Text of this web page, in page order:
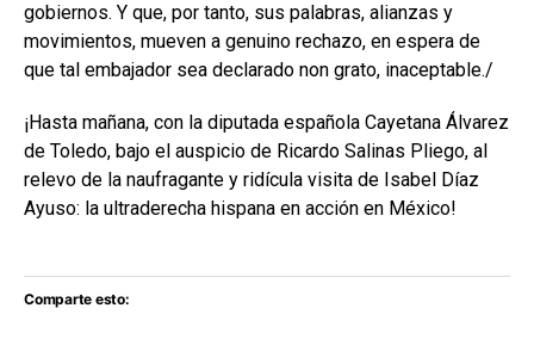
gobiernos. Y que, por tanto, sus palabras, alianzas y
movimientos, mueven a genuino rechazo, en espera de
que tal embajador sea declarado non grato, inaceptable./
¡Hasta mañana, con la diputada española Cayetana Álvarez
de Toledo, bajo el auspicio de Ricardo Salinas Pliego, al
relevo de la naufragante y ridícula visita de Isabel Díaz
Ayuso: la ultraderecha hispana en acción en México!
Comparte esto: